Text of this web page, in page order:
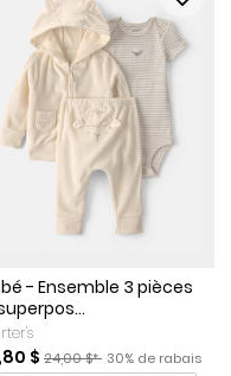
- Ensemble 3 pièces
de solde
$ Prix ​​de détail suggéré par
24,00 $* Pourcentage de
30% de rabais